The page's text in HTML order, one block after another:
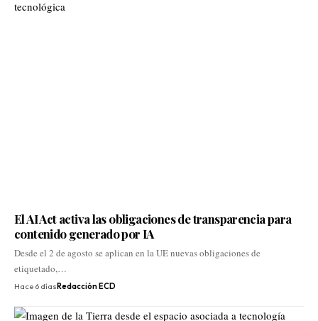
El AI Act activa las obligaciones de transparencia para
contenido generado por IA
Desde el 2 de agosto se aplican en la UE nuevas obligaciones de
etiquetado,…
Hace 6 días Redacción ECD